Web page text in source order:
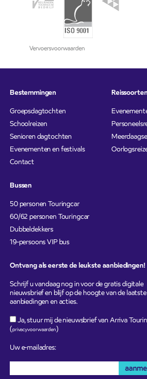
Vervoersvoorwaarden
Bestemmingen
Groepsdagtochten
Schoolreizen
Senioren dagtochten
Evenementen en festivals
Contact
Bussen
50 personen Touringcar
60/62 personen Touringcar
Dubbeldekkers
19-persoons VIP bus
Ontvang als eerste de leukste aanbiedingen!
Schrijf u vandaag nog in voor de gratis digitale
nieuwsbrief en blijf op de hoogte van de laatste
aanbiedingen en acties.
Ja, stuur mij de nieuwsbrief van Arriva
(privacyvoorwaarden)
Uw e-mailadres: